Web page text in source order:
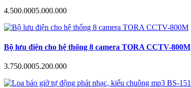
4.500.0005.000.000
Bộ lưu điện cho hệ thống 8 camera TORA CCTV-800M
3.750.0005.200.000